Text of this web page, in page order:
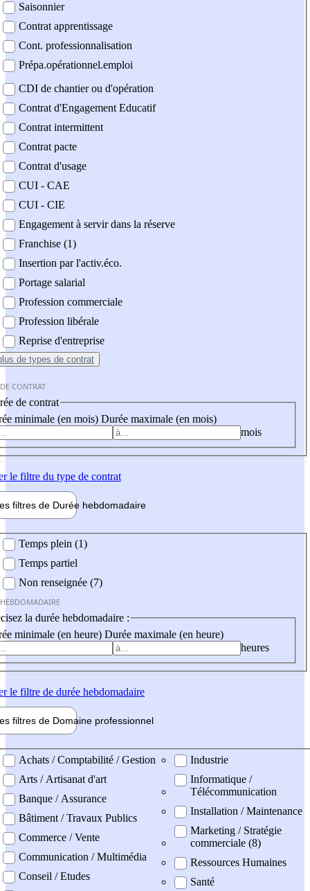
Saisonnier
Contrat apprentissage
Cont. professionnalisation
Prépa.opérationnel.emploi
CDI de chantier ou d'opération
Contrat d'Engagement Educatif
Contrat intermittent
Contrat pacte
Contrat d'usage
CUI - CAE
CUI - CIE
Engagement à servir dans la réserve
Franchise (1)
Insertion par l'activ.éco.
Portage salarial
Profession commerciale
Profession libérale
Reprise d'entreprise
de types de contrat
CONTRAT
de contrat
minimale (en mois) Durée maximale (en mois)
mois
le filtre du type de contrat
filtres de Durée hebdomadaire
Temps plein (1)
Temps partiel
Non renseignée (7)
la durée hebdomadaire :
minimale (en heure) Durée maximale (en heure)
heures
le filtre de durée hebdomadaire
filtres de Domaine professionnel
professionel
Achats / Comptabilité / Gestion
Arts / Artisanat d'art
Banque / Assurance
Bâtiment / Travaux Publics
Commerce / Vente
Communication / Multimédia
Conseil / Etudes
Industrie
Informatique /
Télécommunication
Installation / Maintenance
Marketing / Stratégie
commerciale (8)
Ressources Humaines
Santé